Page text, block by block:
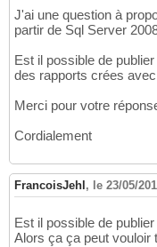
J'ai une question à
partir de Sql Server
Est il possible de
des rapports crées
Merci pour votre
Cordialement
FrancoisJehl , le 23/05/
Est il possible de
Alors ça ça peut vouloir